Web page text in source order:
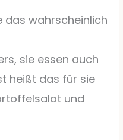
das wahrscheinlich
sie essen auch
heißt das für sie
und